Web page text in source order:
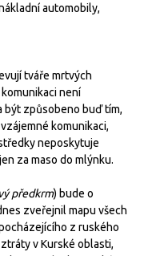
automobily,
tváře mrtvých
není
být způsobeno buď tím,
komunikaci,
neposkytuje
za maso do mlýnku.
předkrm) bude o
zveřejnil mapu všech
z ruského
v Kurské oblasti,